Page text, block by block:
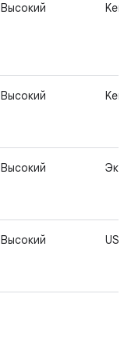
Высокий
Высокий
Высокий
Высокий